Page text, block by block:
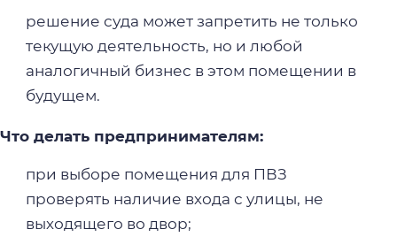
решение суда может запретить не только
текущую деятельность, но и любой
аналогичный бизнес в этом помещении в
будущем.
Что делать предпринимателям:
при выборе помещения для ПВЗ
проверять наличие входа с улицы, не
выходящего во двор;